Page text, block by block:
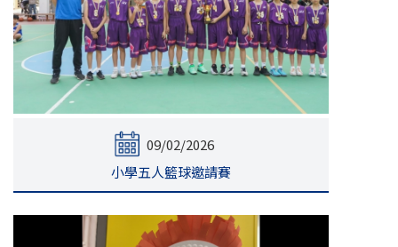
09/02/2026
小學五人籃球邀請賽